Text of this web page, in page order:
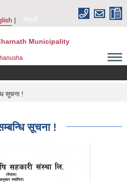
नेपाली
Municipality
सूचना !
सूचना !